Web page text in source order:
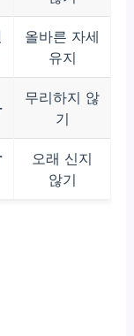
올바른 자세
유지
무리하지 않
기
오래 신지
않기